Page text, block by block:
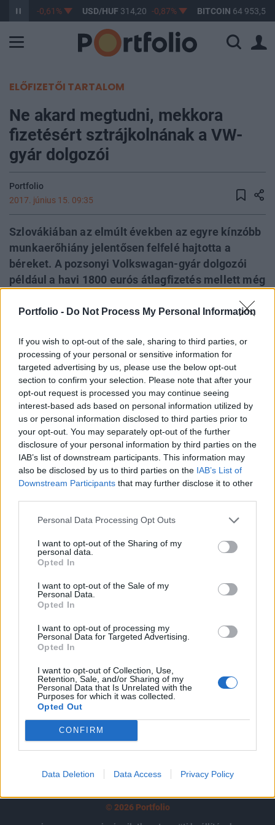
Portfolio - Do Not Process My Personal Information
If you wish to opt-out of the sale, sharing to third parties, or
processing of your personal or sensitive information for
targeted advertising by us, please use the below opt-out
section to confirm your selection. Please note that after your
opt-out request is processed you may continue seeing
interest-based ads based on personal information utilized by
us or personal information disclosed to third parties prior to
your opt-out. You may separately opt-out of the further
disclosure of your personal information by third parties on the
IAB’s list of downstream participants. This information may
also be disclosed by us to third parties on the IAB’s List of
Downstream Participants that may further disclose it to other
Personal Data Processing Opt Outs
I want to opt-out of the Sharing of my
personal data.
Opted In
I want to opt-out of the Sale of my
Personal Data.
Opted In
I want to opt-out of processing my
Personal Data for Targeted Advertising.
Opted In
I want to opt-out of Collection, Use,
Retention, Sale, and/or Sharing of my
Personal Data that Is Unrelated with the
Purposes for which it was collected.
Opted Out
CONFIRM
Data Deletion Data Access Privacy Policy
363,17 -0,61% USD/HUF 314,20 -0,87% BITCOIN 64 953,59
ELŐFIZETŐI TARTALOM
Ne akard megtudni, mekkora
fizetésért sztrájkolnának a VW-
gyár dolgozói
Portfolio
2017. június 15. 09:35
Szlovákiában az elmúlt években az egyre kínzóbb
munkaerőhiány jelentősen felfelé hajtotta a
béreket. A pozsonyi Volkswagan-gyár dolgozói
például a havi 1800 eurós átlagfizetés mellett még
viszont még ez sem elég, ugyanis a szakszervezet
fizetésemelést a dolgozók, akkor jövő kedden
határozatlan időre felfüggesztik a termelést.
Az egyre kínzóbb munkaerőhiány húzza fel a béreketAz
ezredfordulón a német vállalatok túlnyomórészt az olcsó
és jól képzett munkaerő miatt választották Szlovákiát,
különösen a műszaki tudást igénylő ágazatokban. Azóta
több külföldi, főleg autóipari vállalat létesített üzemet
Szlovákiában, időközben számuk annyira megnőtt, hogy
ezek a cégek egymástól szívják...
KEDVES OLVASÓNK!
tartozik, melynek olvasása előfizetéses
regisztrációhoz kötött.
Az előfizetés a következőket tartalmazza:
Portfolio.hu teljes cikkarchívum
kötéslistái
Előfizetés
MÁR ELŐFIZETŐNK VAGY?
© 2026 Portfolio